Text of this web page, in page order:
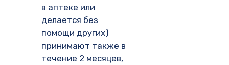
в аптеке или
делается без
помощи других)
принимают также в
течение 2 месяцев,